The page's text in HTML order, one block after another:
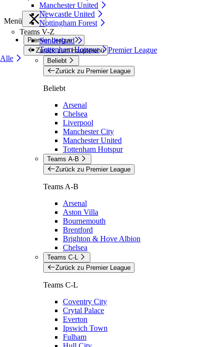
Manchester United
Newcastle United
Nottingham Forest
Teams V-Z
Sunderland
Tottenham Hotspur
Alle
Menü
Premier League
Zurück zum Hauptmenü Premier League
Beliebt
Zurück zu Premier League
Beliebt
Arsenal
Chelsea
Liverpool
Manchester City
Manchester United
Tottenham Hotspur
Teams A-B
Zurück zu Premier League
Teams A-B
Arsenal
Aston Villa
Bournemouth
Brentford
Brighton & Hove Albion
Chelsea
Teams C-L
Zurück zu Premier League
Teams C-L
Coventry City
Crytal Palace
Everton
Ipswich Town
Fulham